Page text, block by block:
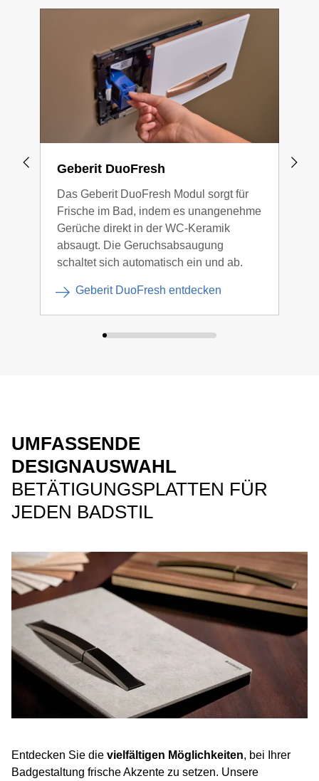
Geberit DuoFresh
Das Geberit DuoFresh Modul sorgt für
Frische im Bad, indem es unangenehme
Gerüche direkt in der WC-Keramik
absaugt. Die Geruchsabsaugung
schaltet sich automatisch ein und ab.
Geberit DuoFresh entdecken
UMFASSENDE
DESIGNAUSWAHL
BETÄTIGUNGSPLATTEN FÜR
JEDEN BADSTIL
Entdecken Sie die vielfältigen Möglichkeiten, bei Ihrer
Badgestaltung frische Akzente zu setzen. Unsere